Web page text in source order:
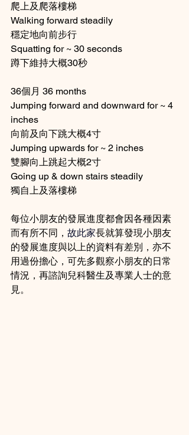
爬上及爬落樓梯
Walking forward steadily
穩定地向前步行
Squatting for ~ 30 seconds
蹲下維持大概30秒
36個月 36 months
Jumping forward and downward for ~ 4
inches
向前及向下跳大概4寸
Jumping upwards for ~ 2 inches
雙腳向上跳起大概2寸
Going up & down stairs steadily
獨自上及落樓梯
每位小朋友的發展進度都會因各種因素
而有所不同， 故此家長就算發現小朋友
的發展進度與以上的資料有差別，亦不
用過份擔心，可先多觀察小朋友的日常
情況，再諮詢兒科醫生及專業人士的意
見。